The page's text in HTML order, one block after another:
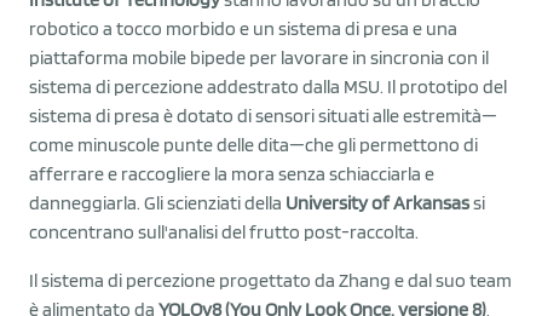
robotico a tocco morbido e un sistema di presa e una
piattaforma mobile bipede per lavorare in sincronia con il
sistema di percezione addestrato dalla MSU. Il prototipo del
sistema di presa è dotato di sensori situati alle estremità—
come minuscole punte delle dita—che gli permettono di
afferrare e raccogliere la mora senza schiacciarla e
danneggiarla. Gli scienziati della University of Arkansassi
concentrano sull'analisi del frutto post-raccolta.
Il sistema di percezione progettato da Zhang e dal suo team
è alimentato da YOLOv8 (You Only Look Once, versione 8)